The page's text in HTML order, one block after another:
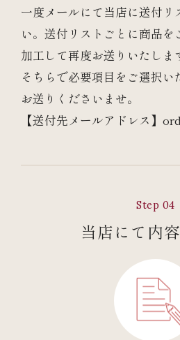
一度メールにて当店に送付リ
い。送付リストごとに商品を
加工して再度お送りいたしま
そちらで必要項目をご選択
お送りくださいませ。
【送付先メールアドレス】
Step 04
当店にて内